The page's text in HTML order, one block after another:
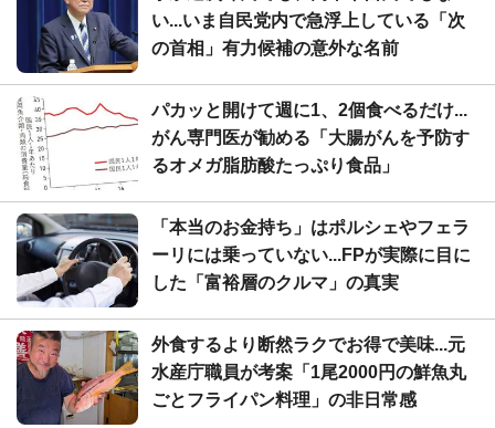
い...いま自民党内で急浮上している「次
の首相」有力候補の意外な名前
パカッと開けて週に1、2個食べるだけ...
がん専門医が勧める「大腸がんを予防す
るオメガ脂肪酸たっぷり食品」
「本当のお金持ち」はポルシェやフェラ
ーリには乗っていない...FPが実際に目に
した「富裕層のクルマ」の真実
外食するより断然ラクでお得で美味...元
水産庁職員が考案「1尾2000円の鮮魚丸
ごとフライパン料理」の非日常感